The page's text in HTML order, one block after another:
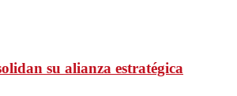
su alianza estratégica